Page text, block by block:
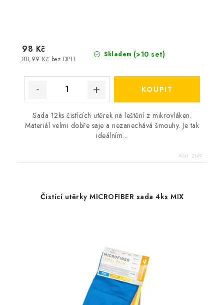
Skladem (>10 set)
80,99 Kč bez DPH
98 Kč
Sada 12ks čistících utěrek na leštění z mikrovláken.
Materiál velmi dobře saje a nezanechává šmouhy. Je tak
ideálním...
Kód: 2149
Čistící utěrky MICROFIBER sada 4ks MIX